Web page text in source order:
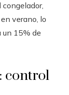
verano, lo
un 15% de
control